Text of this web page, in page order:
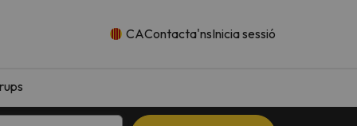
CAContacta'nsInicia sessió